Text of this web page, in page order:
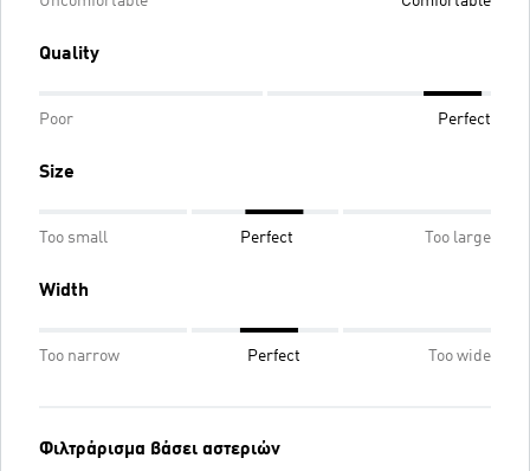
Quality
Poor Perfect
Size
Too small Perfect Too large
Width
Too narrow Perfect Too wide
Φιλτράρισμα βάσει αστεριών